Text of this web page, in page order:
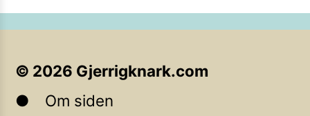
© 2026 Gjerrigknark.com
Om siden